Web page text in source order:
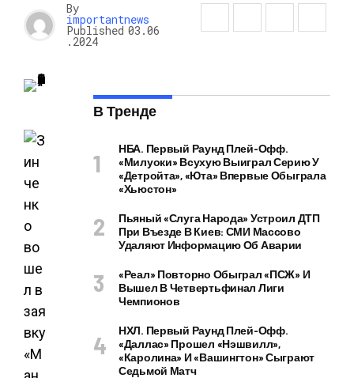
By
importantnews
Published 03.06
.2024
В Тренде
НБА. Первый Раунд Плей-Офф.
«Милуоки» Всухую Выиграл Серию У
«Детройта», «Юта» Впервые Обыграла
«Хьюстон»
Пьяный «слуга Народа» Устроил ДТП
При Въезде В Киев: СМИ Массово
Удаляют Информацию Об Аварии
«Реал» Повторно Обыграл «ПСЖ» И
Вышел В Четвертьфинал Лиги
Чемпионов
НХЛ. Первый Раунд Плей-Офф.
«Даллас» Прошел «Нэшвилл»,
«Каролина» И «Вашингтон» Сыграют
Седьмой Матч